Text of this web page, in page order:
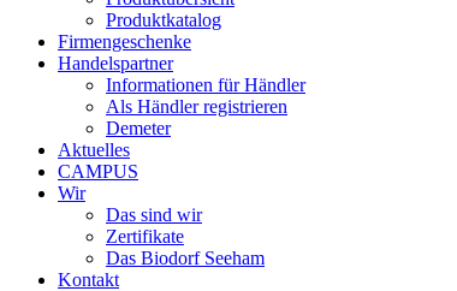
Produktkatalog
Firmengeschenke
Handelspartner
Informationen für Händler
Als Händler registrieren
Demeter
Aktuelles
CAMPUS
Wir
Das sind wir
Zertifikate
Das Biodorf Seeham
Kontakt